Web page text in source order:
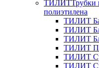
ТИЛИТТрубки
полиэтилена
ТИЛИТ
ТИЛИТ
ТИЛИТ
ТИЛИТ
ТИЛИТ
ТИЛИТ